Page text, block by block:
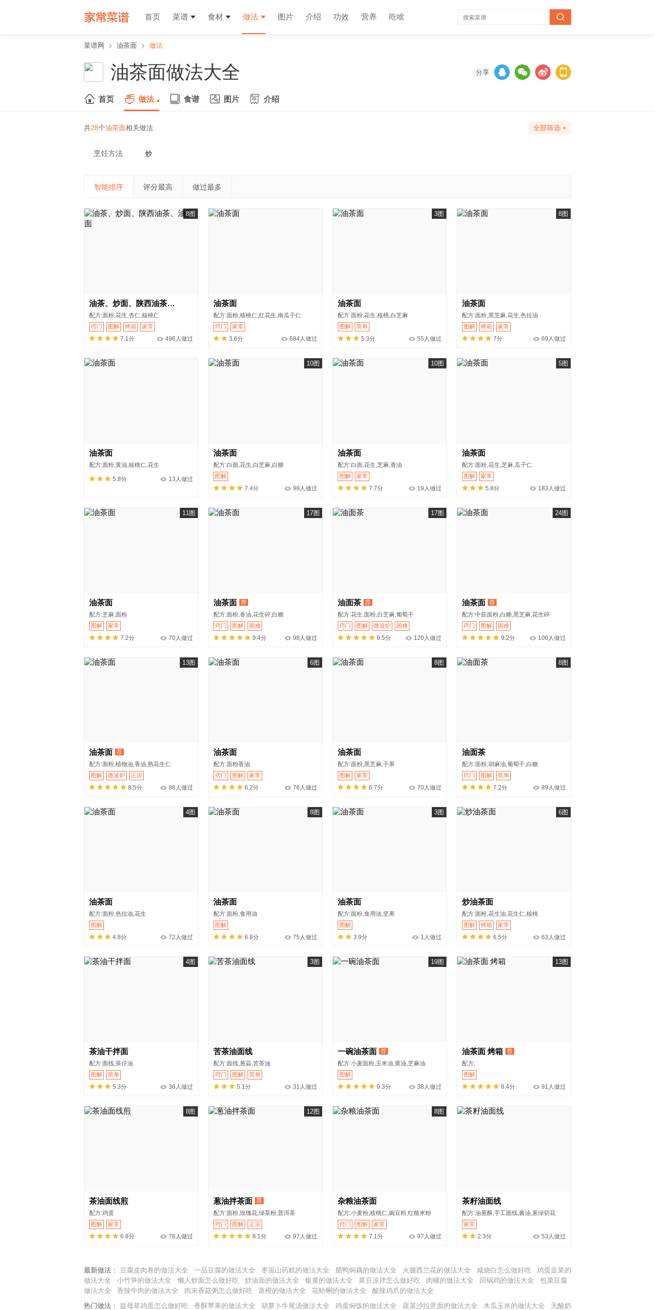
首页 菜谱 食材 做法 图片 介绍 功效 营养 吃啥
菜谱网 油茶面 做法
油茶面做法大全 分享
首页 做法 食谱 图片 介绍
共28个油茶面相关做法 全部筛选 +
烹饪方法 炒
智能排序 评分最高 做过最多
8图
油茶、炒面、陕西油茶、油茶面
配方:面粉,花生,杏仁,核桃仁
窍门
图解 烤箱
家常
7.1分
496人做过
油茶面
配方:面粉,核桃仁,红花生,南瓜子仁
窍门
家常
3.6分
684人做过
3图
油茶面
配方:面粉,花生,核桃,白芝麻
图解
简单
5.3分
55人做过
8图
油茶面
配方:面粉,黑芝麻,花生,色拉油
图解
烤箱
家常
7分
69人做过
油茶面
配方:面粉,黄油,核桃仁,花生
5.8分 13人做过
10图
油茶面
配方:白面,花生,白芝麻,白糖
图解
7.4分
98人做过
10图
油茶面
配方:白面,花生,芝麻,香油
图解
家常
7.7分
19人做过
5图
油茶面
配方:面粉,花生,芝麻,瓜子仁
图解
家常
5.8分
183人做过
11图
油茶面
配方:芝麻,面粉
图解
家常
7.2分
70人做过
17图
油茶面 荐
配方:面粉,香油,花生碎,白糖
窍门
图解
困难
9.4分
98人做过
17图
油面茶 荐
配方:花生,面粉,白芝麻,葡萄干
窍门
图解 微波炉
困难
9.5分
120人做过
24图
油茶面 荐
配方:中筋面粉,白糖,黑芝麻,花生碎
窍门
图解
困难
9.2分
106人做过
13图
油茶面 荐
配方:面粉,植物油,香油,熟花生仁
图解
微波炉
正宗
8.5分
88人做过
6图
油茶面
配方:面粉香油
窍门
图解
家常
6.2分
76人做过
8图
油茶面
配方:面粉,黑芝麻,干果
图解
家常
6.7分
70人做过
8图
油面茶
配方:面粉,胡麻油,葡萄干,白糖
窍门
图解
简单
7.2分
89人做过
4图
油茶面
配方:面粉,色拉油,花生
图解
4.8分
72人做过
8图
油茶面
配方:面粉,食用油
图解
6.8分
75人做过
3图
油茶面
配方:面粉,食用油,坚果
图解
3.9分
1人做过
6图
炒油茶面
配方:面粉,花生油,花生仁,核桃
图解
烤箱
家常
6.5分
63人做过
4图
茶油干拌面
配方:面线,茶仔油
图解
简单
5.3分
36人做过
3图
苦茶油面线
配方:面线,葱蒜,苦茶油
窍门
图解
简单
5.1分
31人做过
19图
一碗油茶面 荐
配方:小麦面粉,玉米油,黄油,芝麻油
图解
9.3分
38人做过
13图
油茶面 烤箱 荐
配方:
图解
8.4分
91人做过
8图
茶油面线煎
配方:鸡蛋
图解
家常
6.8分
78人做过
12图
葱油拌茶面 荐
配方:面粉,玫瑰花,绿茶粉,普洱茶
窍门
图解
正宗
8.1分
97人做过
8图
杂粮油茶面
配方:小麦粉,核桃仁,豌豆粉,红糙米粉
窍门
图解
家常
7.1分
97人做过
茶籽油面线
配方:油葱酥,手工面线,酱油,葱绿切花
家常
2.3分
53人做过
最新做法： 豆腐皮肉卷的做法大全 一品豆腐的做法大全 枣泥山药糕的做法大全 腊鸭焖藕的做法大全 火腿西兰花的做法大全 咸烧白怎么做好吃
鸡蛋韭菜的
做法大全
小竹笋的做法大全 懒人炒面怎么做好吃 炒油面的做法大全 银黄的做法大全 菜豆凉拌怎么做好吃 肉螺的做法大全 回锅鸡的做法大全
包菜豆腐
做法大全
香辣牛肉的做法大全 肉末香菇粥怎么做好吃 蒸橙的做法大全 花蛤蜊的做法大全
酸辣鸡爪的做法大全
热门做法：
益母草鸡蛋怎么做好吃 香酥苹果的做法大全 胡萝卜牛尾汤做法大全 鸡蛋焖饭的做法大全 蔬菜沙拉意面的做法大全 木瓜玉米的做法大全 无酸奶